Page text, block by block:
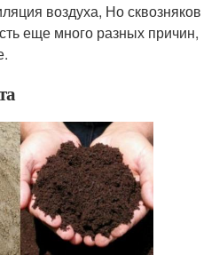
воздуха, Но сквозняков
еще много разных причин,